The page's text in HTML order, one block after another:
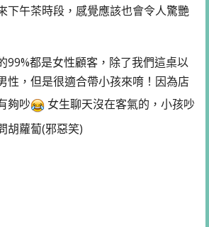
下午茶時段，感覺應該也會令人驚艷
99%都是女性顧客，除了我們這桌以
性，但是很適合帶小孩來唷！因為店
夠吵
女生聊天沒在客氣的，小孩吵
胡蘿蔔(邪惡笑)